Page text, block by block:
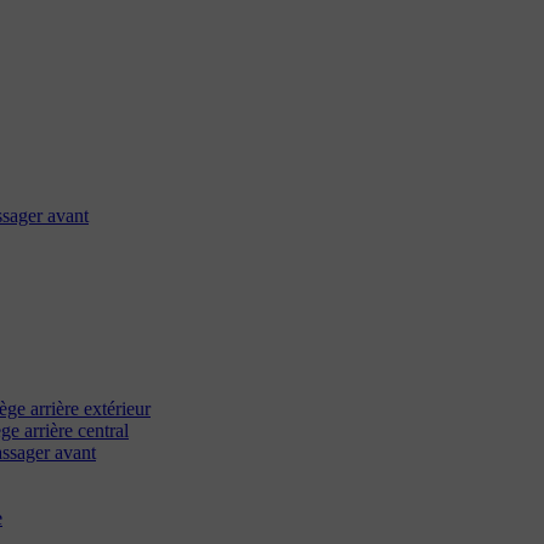
avant
arrière extérieur
arrière central
avant